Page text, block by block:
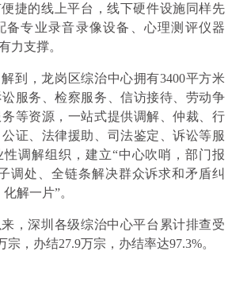
捷的线上平台，线下硬件设施同样先
备专业录音录像设备、心理测评仪器
力支撑。
到，龙岗区综治中心拥有3400平方米
服务、检察服务、信访接待、劳动争
等资源，一站式提供调解、仲裁、行
证、法律援助、司法鉴定、诉讼等服
调解组织，建立“中心吹哨，部门报
调处、全链条解决群众诉求和矛盾纠
解一片”。
，深圳各级综治中心平台累计排查受
，办结27.9万宗，办结率达97.3%。